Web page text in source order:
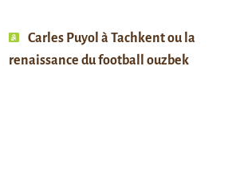
Carles Puyol à Tachkent ou la
renaissance du football ouzbek